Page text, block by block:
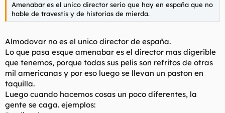
Amenabar es el unico director serio que hay en españa que no
hable de travestis y de historias de mierda.
Almodovar no es el unico director de españa.
Lo que pasa esque amenabar es el director mas digerible
que tenemos, porque todas sus pelis son refritos de otras
mil americanas y por eso luego se llevan un paston en
taquilla.
Luego cuando hacemos cosas un poco diferentes, la
gente se caga. ejemplos: